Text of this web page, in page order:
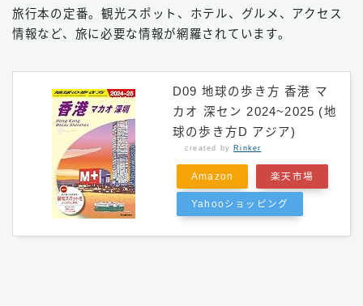
旅行本の定番。観光スポット、ホテル、グルメ、アクセス
情報など、旅に必要な情報が網羅されています。
D09 地球の歩き方 香港 マ
カオ 深セン 2024~2025 (地
球の歩き方D アジア)
created by Rinker
Amazon 楽天市場
Yahooショッピング